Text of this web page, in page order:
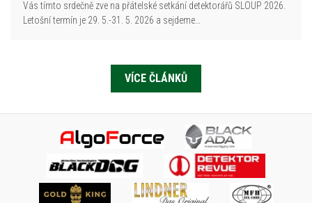
Vás tímto srdečně zve na přátelské setkání detektorářů SLOUP 2026.
Letošní termín je 29. 5.-31. 5. 2026 a sejdeme…
VÍCE ČLÁNKŮ